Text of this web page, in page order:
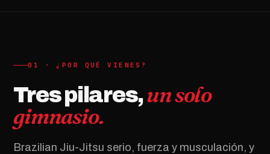
01 · ¿POR QUÉ VIENES?
Tres pilares,un solo
gimnasio.
Brazilian Jiu-Jitsu serio, fuerza y musculación, y